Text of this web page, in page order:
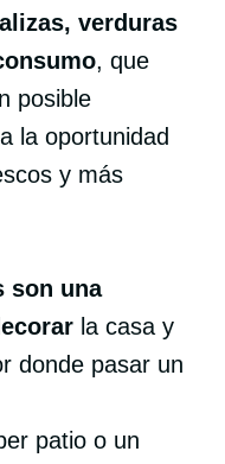
verduras
, que
posible
la oportunidad
y más
son una
la casa y
donde pasar un
patio o un